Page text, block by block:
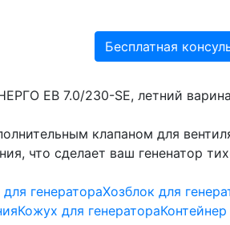
Бесплатная
EB 7.0/230-SE, летний
клапаном для
что сделает ваш гененатор
генератораХозблок для
Кожух для генератора